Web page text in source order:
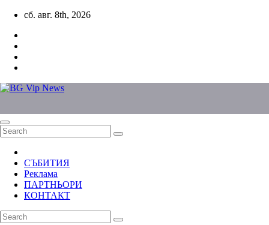
Skip
content
сб. авг. 8th, 2026
СЪБИТИЯ
Реклама
ПАРТНЬОРИ
КОНТАКТ